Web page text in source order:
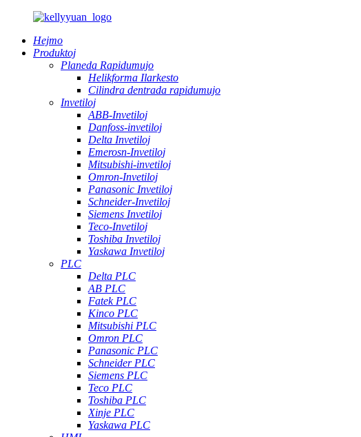
Hejmo
Produktoj
Planeda Rapidumujo
Helikforma Ilarkesto
Cilindra dentrada rapidumujo
Invetiloj
ABB-Invetiloj
Danfoss-invetiloj
Delta Invetiloj
Emerosn-Invetiloj
Mitsubishi-invetiloj
Omron-Invetiloj
Panasonic Invetiloj
Schneider-Invetiloj
Siemens Invetiloj
Teco-Invetiloj
Toshiba Invetiloj
Yaskawa Invetiloj
PLC
Delta PLC
AB PLC
Fatek PLC
Kinco PLC
Mitsubishi PLC
Omron PLC
Panasonic PLC
Schneider PLC
Siemens PLC
Teco PLC
Toshiba PLC
Xinje PLC
Yaskawa PLC